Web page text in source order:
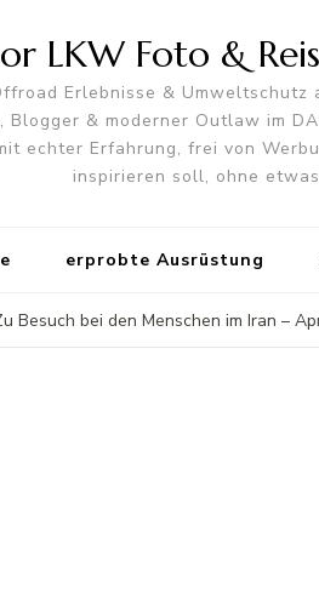
LKW Foto &
Erlebnisse &
& moderner Outlaw im
echter Erfahrung, frei von
inspirieren soll, ohne
erprobte Ausrüstung
Besuch bei den Menschen im Iran –